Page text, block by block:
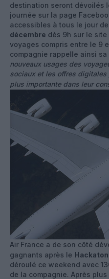
destination seront dévoilés
journée sur la page
accessibles à tous le jour
décembre dès 9h sur le
voyages compris entre le 9
compagnie rappelle ainsi
nouveaux usages des
sociaux et les offres digitales
plus importante dans leur
Air France a de son côté
gagnants après le
déroulé ce weekend avec
de la compagnie. Après